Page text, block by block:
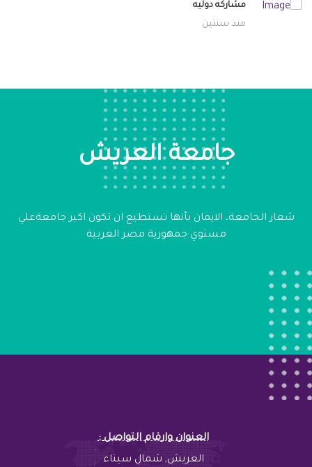
مشاركه دوليه
منذ سنتين
جامعة العريش
شعار الجامعة، الايمان بأنها تستطيع ان تكون اكبر جامعةعلي
مستوي جمهورية مصر العربية
: العنوان وارقام التواصل
العريش, شمال سيناء